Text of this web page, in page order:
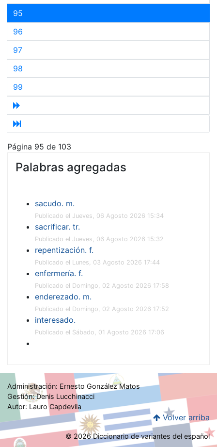
95
96
97
98
99
Página 95 de 103
Palabras agregadas
sacudo. m.
Publicado el Jueves, 06 Agosto 2026 15:34
sacrificar. tr.
Publicado el Jueves, 06 Agosto 2026 15:32
repentización. f.
Publicado el Lunes, 03 Agosto 2026 17:44
enfermería. f.
Publicado el Domingo, 02 Agosto 2026 17:58
enderezado. m.
Publicado el Domingo, 02 Agosto 2026 17:52
interesado.
Publicado el Sábado, 01 Agosto 2026 17:06
Administración: Ernesto González Matos
Gestión: Denis Lucchinacci
Autor: Lauro Capdevila
Volver arriba
© 2026 Diccionario de variantes del español